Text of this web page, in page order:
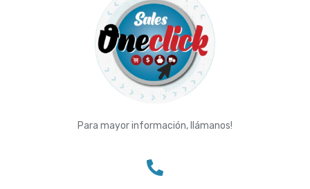
Para mayor información, llámanos!